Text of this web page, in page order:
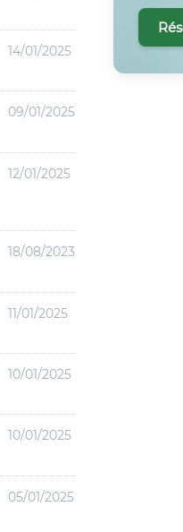
14/01/2025
09/01/2025
12/01/2025
18/08/2023
11/01/2025
10/01/2025
10/01/2025
05/01/2025